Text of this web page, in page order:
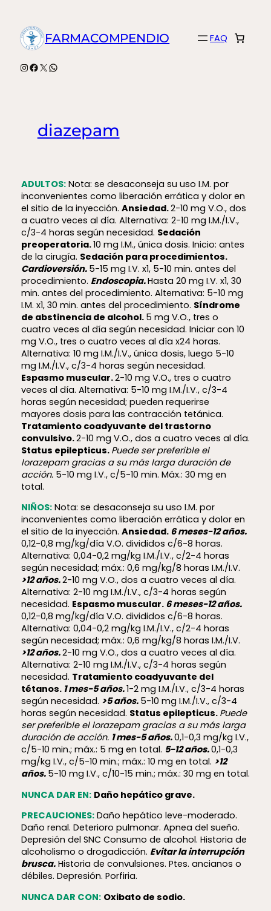
contenidoFARMACOMPENDIO FAQ
Instagram
Facebook
X WhatsApp
diazepam
ADULTOS:Nota: se desaconseja su uso I.M. por
inconvenientes como liberación errática y dolor en
el sitio de la inyección. Ansiedad.2-10 mg V.O., dos
a cuatro veces al día. Alternativa: 2-10 mg I.M./I.V.,
c/3-4 horas según necesidad. Sedación
preoperatoria.10 mg I.M., única dosis. Inicio: antes
de la cirugía. Sedación para procedimientos.
Cardioversión. 5-15 mg I.V. x1, 5-10 min. antes del
procedimiento. Endoscopia.Hasta 20 mg I.V. x1, 30
min. antes del procedimiento. Alternativa: 5-10 mg
I.M. x1, 30 min. antes del procedimiento. Síndrome
de abstinencia de alcohol. 5 mg V.O., tres o
cuatro veces al día según necesidad. Iniciar con 10
mg V.O., tres o cuatro veces al día x24 horas.
Alternativa: 10 mg I.M./I.V., única dosis, luego 5-10
mg I.M./I.V., c/3-4 horas según necesidad.
Espasmo muscular.2-10 mg V.O., tres o cuatro
veces al día. Alternativa: 5-10 mg I.M./I.V., c/3-4
horas según necesidad; pueden requerirse
mayores dosis para las contracción tetánica.
Tratamiento coadyuvante del trastorno
convulsivo.2-10 mg V.O., dos a cuatro veces al día.
Status epilepticus. Puede ser preferible el
lorazepam gracias a su más larga duración de
acción.5-10 mg I.V., c/5-10 min. Máx.: 30 mg en
total.
NIÑOS:Nota: se desaconseja su uso I.M. por
inconvenientes como liberación errática y dolor en
el sitio de la inyección. Ansiedad. 6 meses-12 años.
0,12-0,8 mg/kg/día V.O. divididos c/6-8 horas.
Alternativa: 0,04-0,2 mg/kg I.M./I.V., c/2-4 horas
según necesidad; máx.: 0,6 mg/kg/8 horas I.M./I.V.
>12 años.2-10 mg V.O., dos a cuatro veces al día.
Alternativa: 2-10 mg I.M./I.V., c/3-4 horas según
necesidad. Espasmo muscular. 6 meses-12 años.
0,12-0,8 mg/kg/día V.O. divididos c/6-8 horas.
Alternativa: 0,04-0,2 mg/kg I.M./I.V., c/2-4 horas
según necesidad; máx.: 0,6 mg/kg/8 horas I.M./I.V.
>12 años.2-10 mg V.O., dos a cuatro veces al día.
Alternativa: 2-10 mg I.M./I.V., c/3-4 horas según
necesidad. Tratamiento coadyuvante del
tétanos. 1 mes-5 años.1-2 mg I.M./I.V., c/3-4 horas
según necesidad. >5 años. 5-10 mg I.M./I.V., c/3-4
horas según necesidad. Status epilepticus. Puede
ser preferible el lorazepam gracias a su más larga
duración de acción. 1 mes-5 años.0,1-0,3 mg/kg I.V.,
c/5-10 min.; máx.: 5 mg en total. 5-12 años.0,1-0,3
mg/kg I.V., c/5-10 min.; máx.: 10 mg en total. >12
años. 5-10 mg I.V., c/10-15 min.; máx.: 30 mg en total.
NUNCA DAR EN: Daño hepático grave.
PRECAUCIONES:Daño hepático leve-moderado.
Daño renal. Deterioro pulmonar. Apnea del sueño.
Depresión del SNC Consumo de alcohol. Historia de
alcoholismo o drogadicción. Evitar la interrupción
brusca.Historia de convulsiones. Ptes. ancianos o
débiles. Depresión. Porfiria.
NUNCA DAR CON: Oxibato de sodio.